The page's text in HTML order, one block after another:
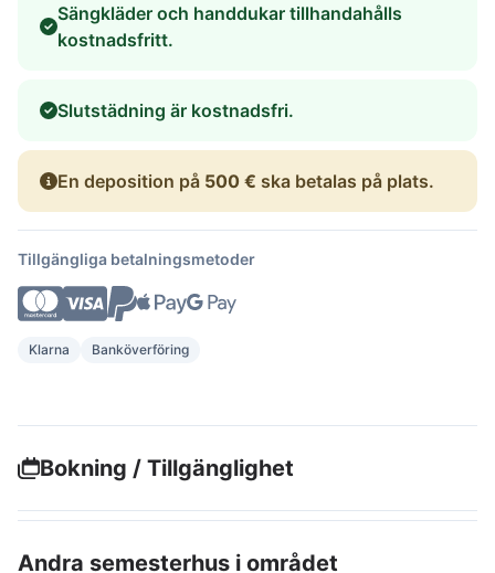
Sängkläder och handdukar tillhandahålls
kostnadsfritt.
Slutstädning är kostnadsfri.
En deposition på 500 € ska betalas på plats.
Tillgängliga betalningsmetoder
Klarna Banköverföring
Bokning / Tillgänglighet
Andra semesterhus i området